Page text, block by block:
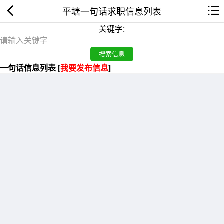
平塘一句话求职信息列表
关键字:
一句话信息列表 [我要发布信息]